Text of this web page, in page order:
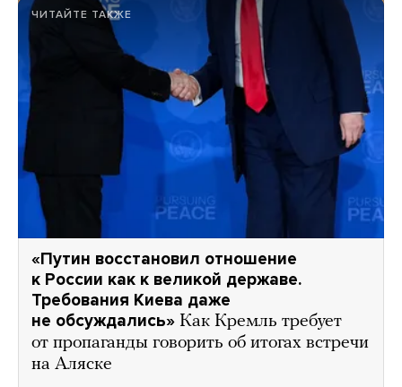
ЧИТАЙТЕ ТАКЖЕ
«Путин восстановил отношение
к России как к великой державе.
Требования Киева даже
не обсуждались» Как Кремль требует
от пропаганды говорить об итогах встречи
на Аляске